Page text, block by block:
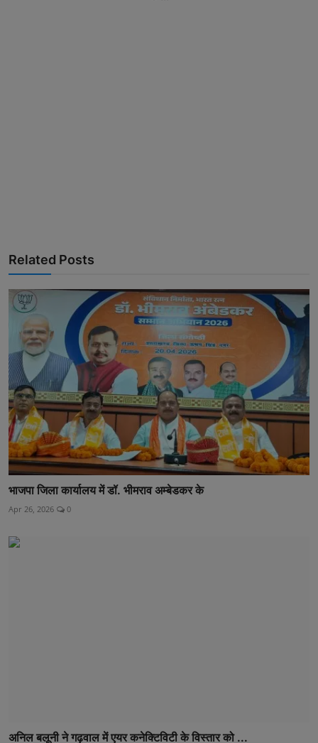
Related Posts
भाजपा जिला कार्यालय में डॉ. भीमराव अम्बेडकर के
Apr 26, 2026 0
अनिल बलूनी ने गढ़वाल में एयर कनेक्टिविटी के विस्तार को ...